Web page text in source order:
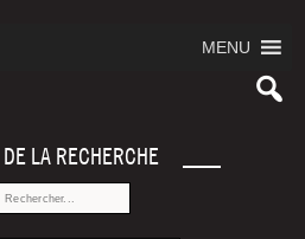
MENU
DE LA RECHERCHE